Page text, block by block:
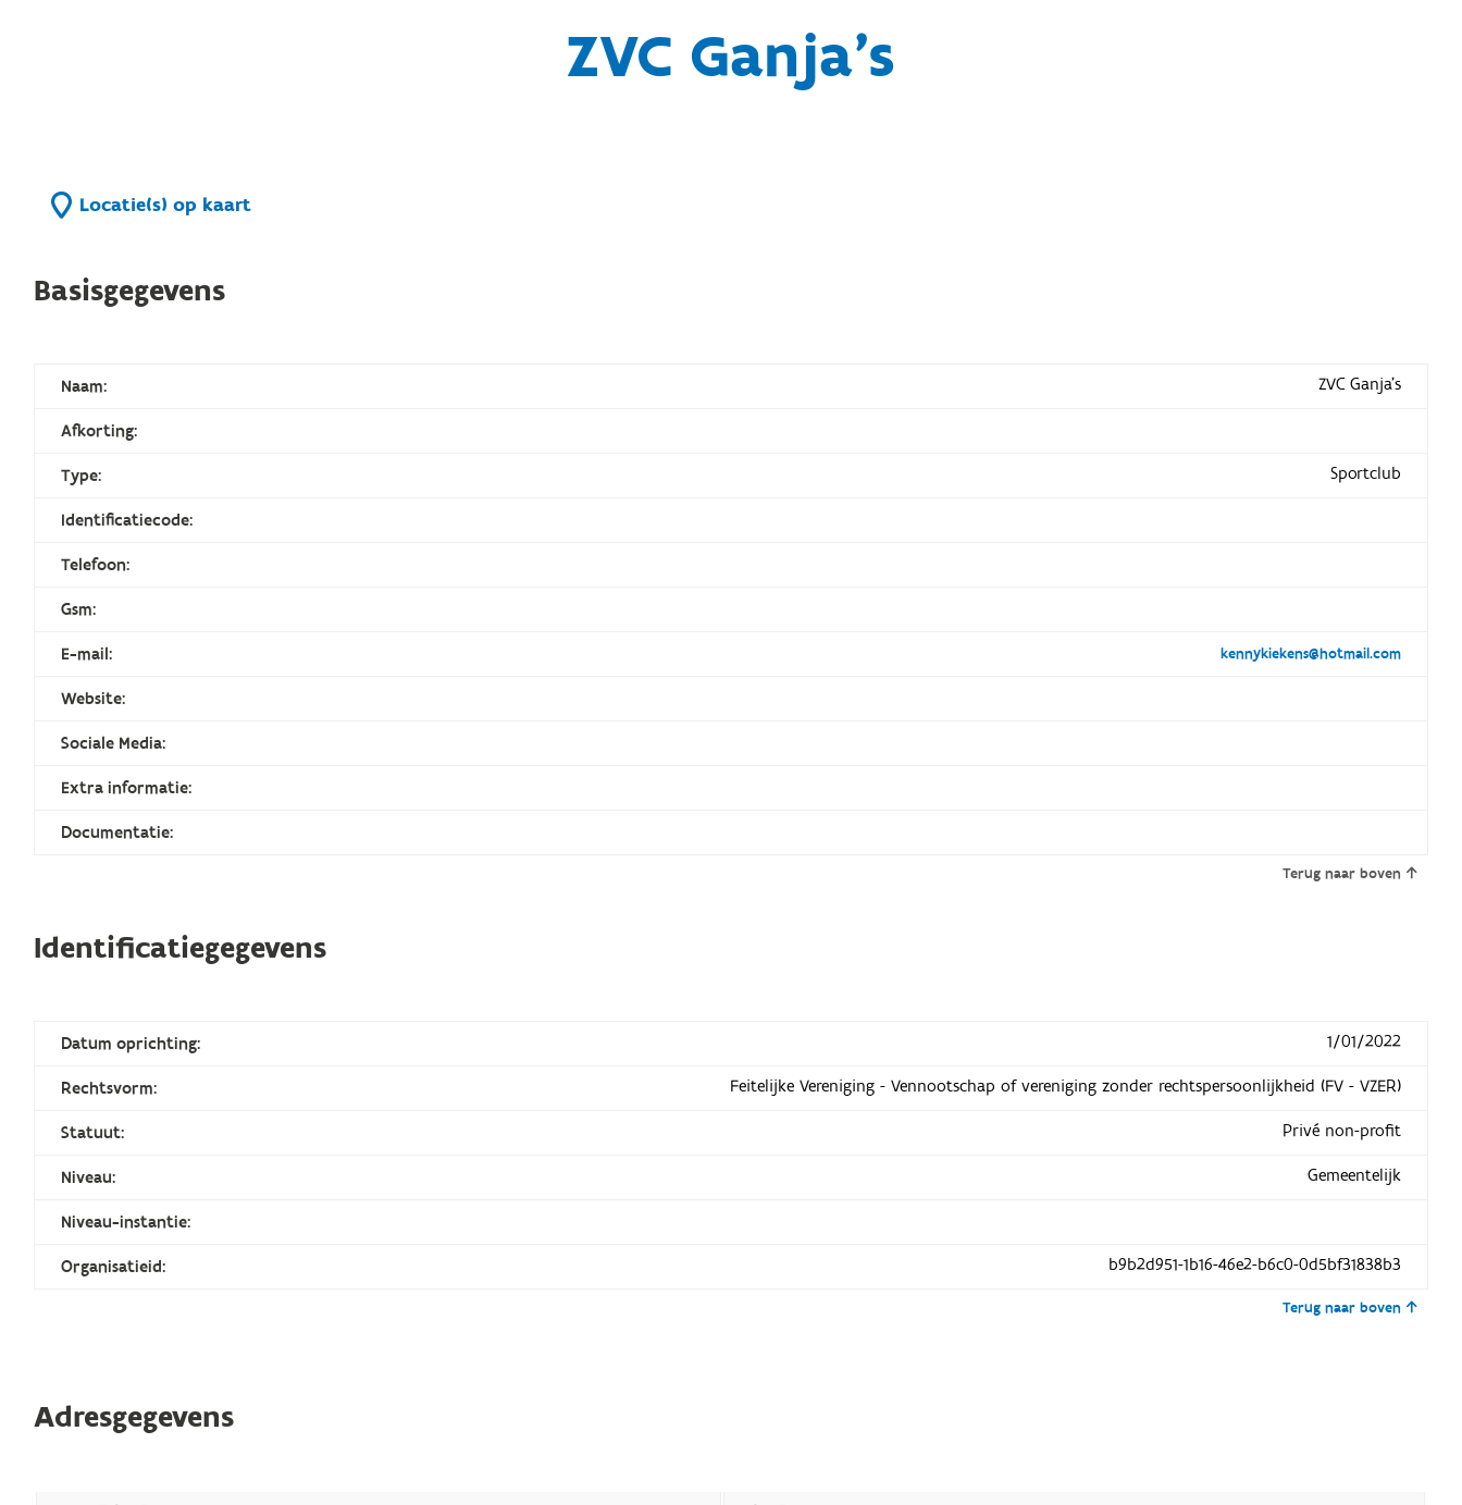
ZVC Ganja's
Locatie(s) op kaart
Basisgegevens
Naam: ZVC Ganja's
Afkorting:
Type: Sportclub
Identificatiecode:
Telefoon:
Gsm:
E-mail: kennykiekens@hotmail.com
Website:
Sociale Media:
Extra informatie:
Documentatie:
Terug naar boven
Identificatiegegevens
Datum oprichting: 1/01/2022
Rechtsvorm: Feitelijke Vereniging - Vennootschap of vereniging zonder rechtspersoonlijkheid (FV - VZER)
Statuut: Privé non-profit
Niveau: Gemeentelijk
Niveau-instantie:
Organisatieid: b9b2d951-1b16-46e2-b6c0-0d5bf31838b3
Terug naar boven
Adresgegevens